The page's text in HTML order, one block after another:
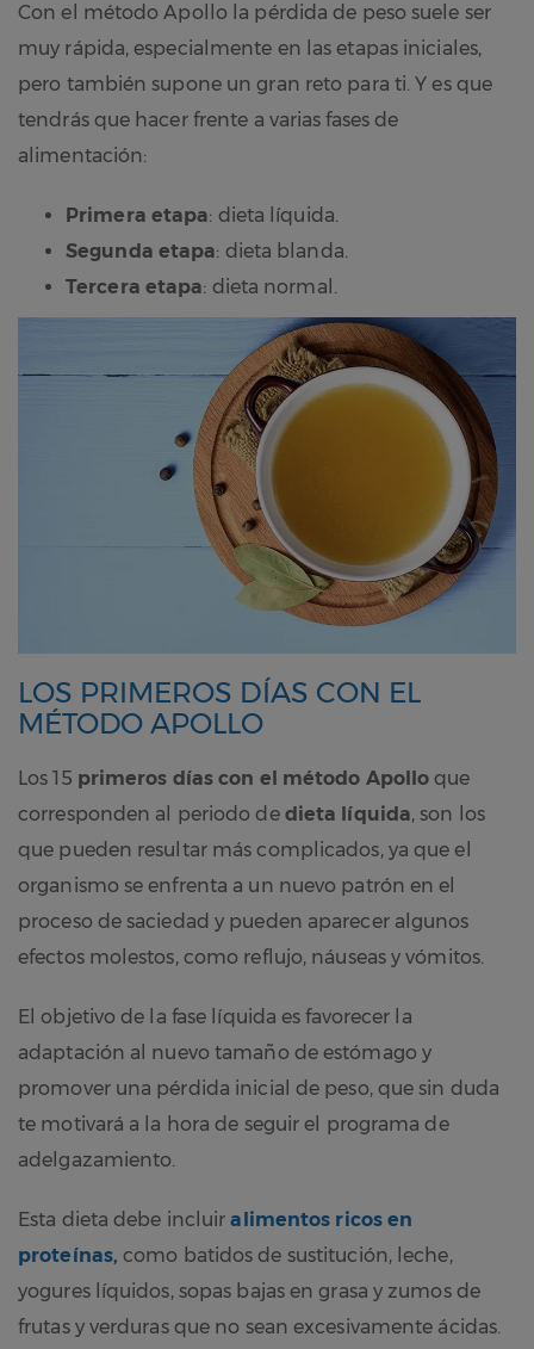
Con el método Apollo la pérdida de peso suele ser
muy rápida, especialmente en las etapas iniciales,
pero también supone un gran reto para ti. Y es que
tendrás que hacer frente a varias fases de
alimentación:
Primera etapa: dieta líquida.
Segunda etapa: dieta blanda.
Tercera etapa: dieta normal.
LOS PRIMEROS DÍAS CON EL
MÉTODO APOLLO
Los 15 primeros días con el método Apolloque
corresponden al periodo de dieta líquida, son los
que pueden resultar más complicados, ya que el
organismo se enfrenta a un nuevo patrón en el
proceso de saciedad y pueden aparecer algunos
efectos molestos, como reflujo, náuseas y vómitos.
El objetivo de la fase líquida es favorecer la
adaptación al nuevo tamaño de estómago y
promover una pérdida inicial de peso, que sin duda
te motivará a la hora de seguir el programa de
adelgazamiento.
Esta dieta debe incluiralimentos ricos en
proteínas, como batidos de sustitución, leche,
yogures líquidos, sopas bajas en grasa y zumos de
frutas y verduras que no sean excesivamente ácidas.